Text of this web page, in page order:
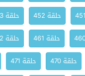
حلقة 452 حلقة 453
حلقة 461 حلقة 462
حلقة 470 حلقة 471